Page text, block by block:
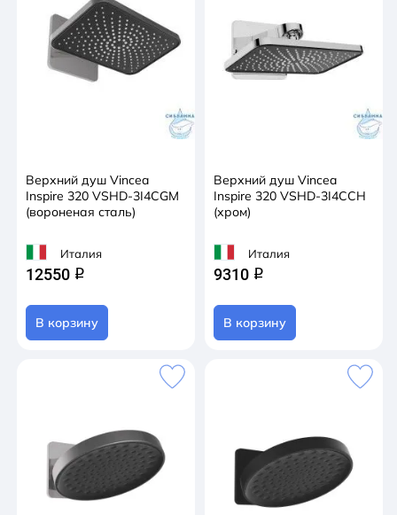
Верхний душ Vincea
Inspire 320 VSHD-3I4CGM
(вороненая сталь)
Италия
12550 q
В корзину
Верхний душ Vincea
Inspire 320 VSHD-3I4CCH
(хром)
Италия
9310 q
В корзину